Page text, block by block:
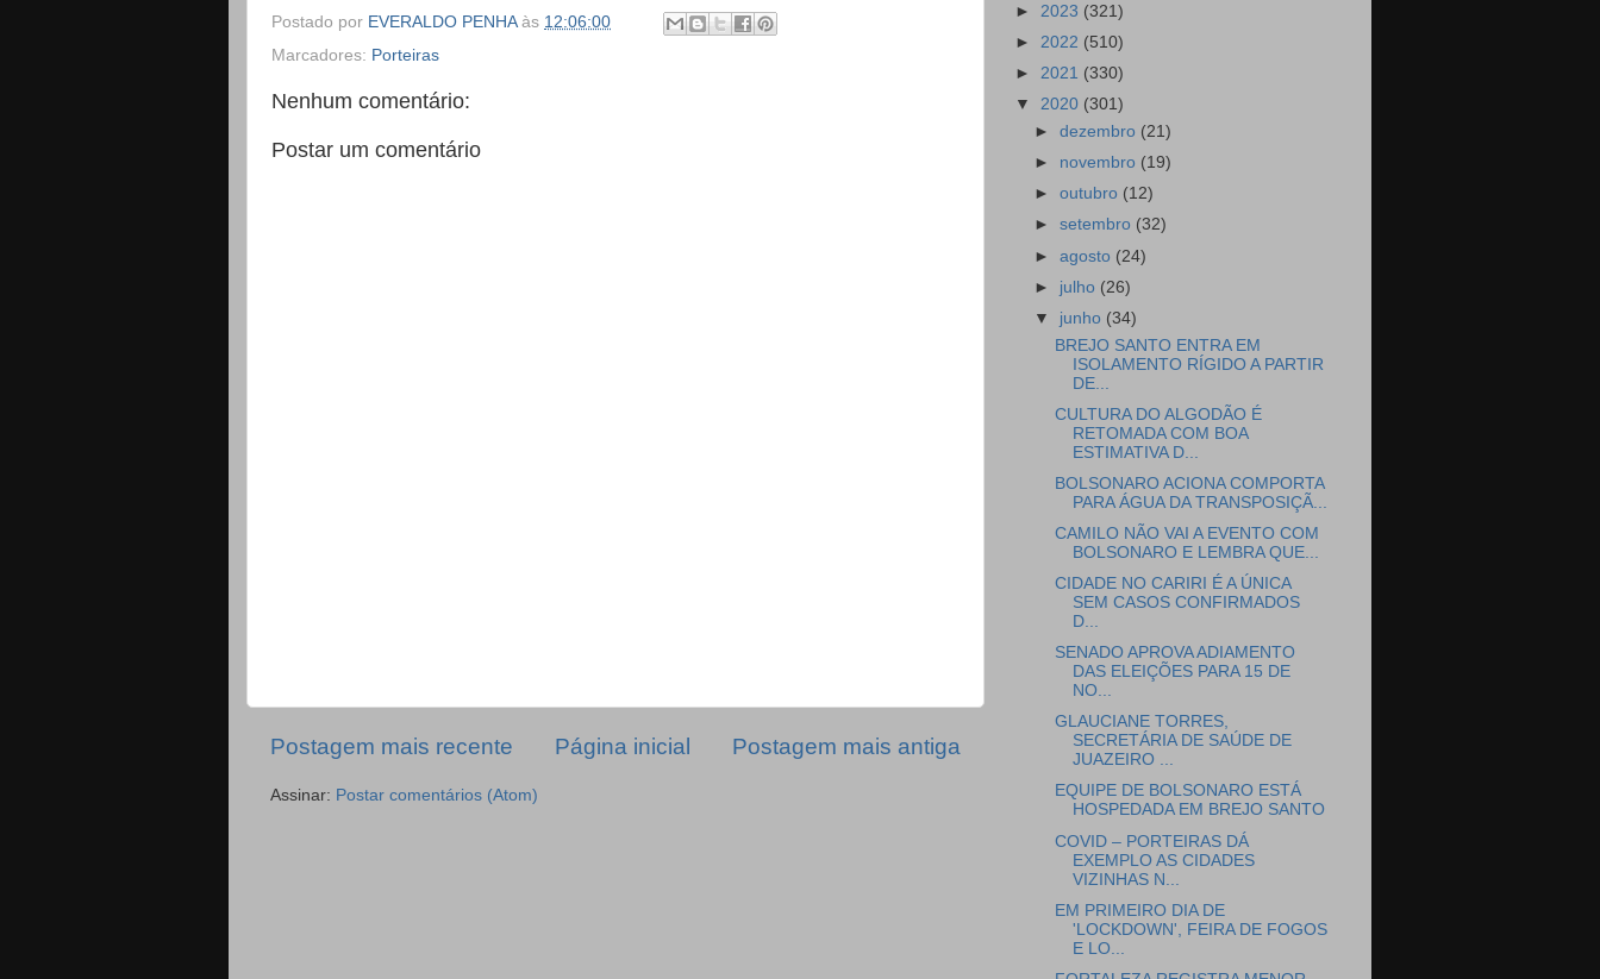
Postado por EVERALDO PENHA às 12:06:00
Marcadores: Porteiras
Nenhum comentário:
Postar um comentário
Postagem mais recente Postagem mais antiga
Página inicial
Assinar: Postar comentários (Atom)
► 2023 (321)
► 2022 (510)
► 2021 (330)
▼ 2020 (301)
►dezembro (21)
► novembro (19)
►outubro (12)
►setembro (32)
►agosto (24)
► julho (26)
▼ junho (34)
BREJO SANTO ENTRA EM
ISOLAMENTO RÍGIDO A PARTIR
DE...
CULTURA DO ALGODÃO É
RETOMADA COM BOA
ESTIMATIVA D...
BOLSONARO ACIONA COMPORTA
PARA ÁGUA DA TRANSPOSIÇÃ...
CAMILO NÃO VAI A EVENTO COM
BOLSONARO E LEMBRA QUE...
CIDADE NO CARIRI É A ÚNICA
SEM CASOS CONFIRMADOS
D...
SENADO APROVA ADIAMENTO
DAS ELEIÇÕES PARA 15 DE
NO...
GLAUCIANE TORRES,
SECRETÁRIA DE SAÚDE DE
JUAZEIRO ...
EQUIPE DE BOLSONARO ESTÁ
HOSPEDADA EM BREJO SANTO
COVID – PORTEIRAS DÁ
EXEMPLO AS CIDADES
VIZINHAS N...
EM PRIMEIRO DIA DE
'LOCKDOWN', FEIRA DE FOGOS
E LO...